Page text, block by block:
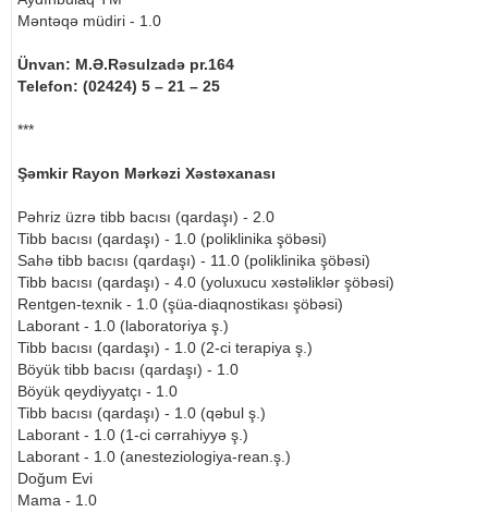
Məntəqə müdiri - 1.0
Ünvan: M.Ə.Rəsulzadə pr.164
Telefon: (02424) 5 – 21 – 25
***
Şəmkir Rayon Mərkəzi Xəstəxanası
Pəhriz üzrə tibb bacısı (qardaşı) - 2.0
Tibb bacısı (qardaşı) - 1.0 (poliklinika şöbəsi)
Sahə tibb bacısı (qardaşı) - 11.0 (poliklinika şöbəsi)
Tibb bacısı (qardaşı) - 4.0 (yoluxucu xəstəliklər şöbəsi)
Rentgen-texnik - 1.0 (şüa-diaqnostikası şöbəsi)
Laborant - 1.0 (laboratoriya ş.)
Tibb bacısı (qardaşı) - 1.0 (2-ci terapiya ş.)
Böyük tibb bacısı (qardaşı) - 1.0
Böyük qeydiyyatçı - 1.0
Tibb bacısı (qardaşı) - 1.0 (qəbul ş.)
Laborant - 1.0 (1-ci cərrahiyyə ş.)
Laborant - 1.0 (anesteziologiya-rean.ş.)
Doğum Evi
Mama - 1.0